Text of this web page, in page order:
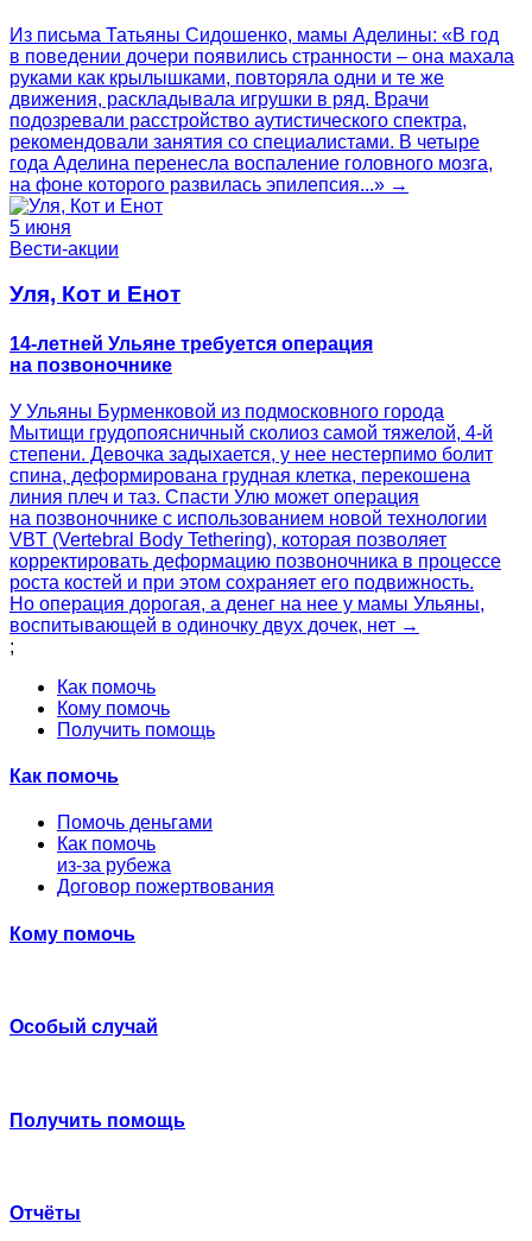
Из письма Татьяны Сидошенко, мамы Аделины: «В год
в поведении дочери появились странности – она махала
руками как крылышками, повторяла одни и те же
движения, раскладывала игрушки в ряд. Врачи
подозревали расстройство аутистического спектра,
рекомендовали занятия со специалистами. В четыре
года Аделина перенесла воспаление головного мозга,
на фоне которого развилась эпилепсия...» →
5 июня
Вести-акции
Уля, Кот и Енот
14-летней Ульяне требуется операция
на позвоночнике
У Ульяны Бурменковой из подмосковного города
Мытищи грудопоясничный сколиоз самой тяжелой, 4-й
степени. Девочка задыхается, у нее нестерпимо болит
спина, деформирована грудная клетка, перекошена
линия плеч и таз. Спасти Улю может операция
на позвоночнике с использованием новой технологии
VBT (Vertebral Body Tethering), которая позволяет
корректировать деформацию позвоночника в процессе
роста костей и при этом сохраняет его подвижность.
Но операция дорогая, а денег на нее у мамы Ульяны,
воспитывающей в одиночку двух дочек, нет →
;
Как помочь
Кому помочь
Получить помощь
Как помочь
Помочь деньгами
Как помочь
из-за рубежа
Договор пожертвования
Кому помочь
Особый случай
Получить помощь
Отчёты